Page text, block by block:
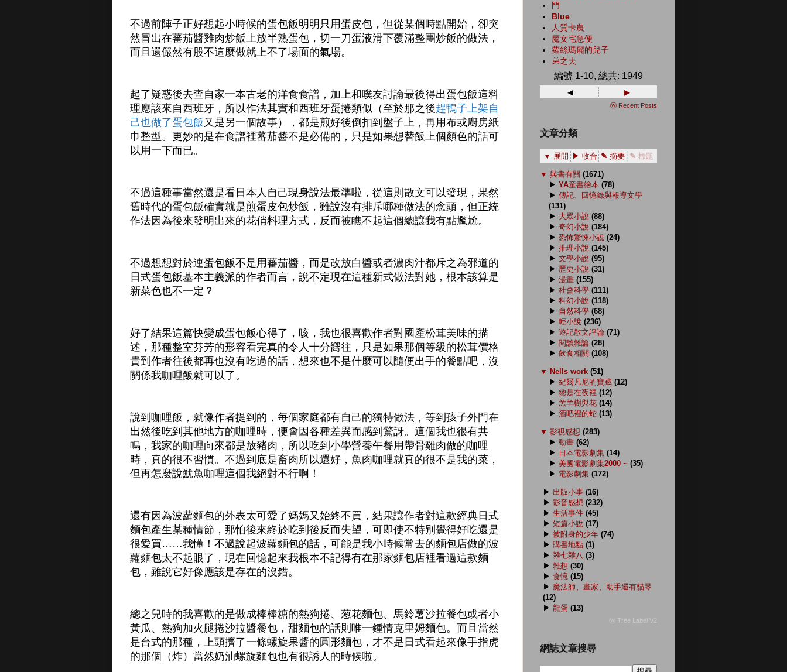
不過前陣子正好想起小時候的蛋包飯明明只用蛋皮包，但從某個時點開始，卻突
然冒出在蕃茄醬雞肉炒飯上放半熟蛋包，切一刀蛋液滑下覆滿整團炒飯的做法，
而且還儼然有股不這麼做就上不了場面的氣場。
起了疑惑後去查自家一本古老的洋食食譜，加上和噗友討論最後得出蛋包飯這料
理應該來自西班牙，所以作法其實和西班牙蛋捲類似（至於那之後趕鴨子上架自
己也做了蛋包飯 又是另一個故事），都是煎好後倒扣到盤子上，再用布或廚房紙
巾整型。更妙的是在食譜裡蕃茄醬不是必備的，只是如果想替飯上個顏色的話可
以用一下而已。
不過這種事當然還是看日本人自己現身說法最準啦，從這則散文可以發現，果然
舊時代的蛋包飯確實就是煎蛋皮包炒飯，雖說沒有排斥哪種做法的念頭，但正統
作法因為後來發明出來的花俏料理方式，反而被瞧不起這個總讓我有點尷尬。
不過想想對於連蛋包飯不是用蕃茄醬，而是改放白醬或者濃肉汁都斥之為邪道的
日式蛋包飯基本主義派的作者而言，說不定現在這種新式做法對她，根本該算是
新菜色也不一定？
好了結果這篇快變成蛋包飯心得了，咳，我也很喜歡作者對國產松茸美味的描
述，那種整室芬芳的形容看完真的令人十分嚮往，只是如果那個等級的松茸價格
貴到作者往後都再也沒有吃過的話，想來也不是什麼可以隨便出手的餐點吧，沒
關係我咖哩飯就可以了。
說到咖哩飯，就像作者提到的，每個家庭都有自己的獨特做法，等到孩子外門在
出然後吃到其他地方的咖哩時，便會因各種差異而感到驚訝。這個我也很有共
鳴，我家的咖哩向來都是放豬肉，所以吃到小學營養午餐用帶骨雞肉做的咖哩
時，真的很不習慣。不過到底是畜肉所以還好，魚肉咖哩就真的很不是我的菜，
但再怎麼說魷魚咖哩這個我絕對不行啊！
還有因為波蘿麵包的外表太可愛了媽媽又始終不買，結果讓作者對這款經典日式
麵包產生某種情節，那怕後來終於吃到後反而失望，可即使不特別覺得好吃還是
很愛買……我懂！不過說起波蘿麵包的話，可能是我小時候常去的麵包店做的波
蘿麵包太不起眼了，現在回憶起來我根本不記得有在那家麵包店裡看過這款麵
包，雖說它好像應該是存在的沒錯。
總之兒時的我喜歡的是做成棒棒糖的熱狗捲、葱花麵包、馬鈴薯沙拉餐包或者小
黃瓜、熱狗加火腿捲沙拉醬餐包，甜麵包的話則唯一鍾情克里姆麵包。而且當然
是台式的那種，上頭擠了一條螺旋果醬的圓形麵包，才不是日式看起來像手指虎
的那個（炸）當然奶油螺旋麵包也有很誘人的時候啦。
門
Blue
人質卡農
魔女宅急便
蘿絲瑪麗的兒子
弟之夫
編號 1-10, 總共: 1949
◂ ▸
ⓦ Recent Posts
文章分類
▼ 展開 ▶ 收合 ✎ 摘要 ✎ 標題
▼ 與書有關 (1671)
▶ YA童書繪本 (78)
▶ 傳記、回憶錄與報導文學
(131)
▶ 大眾小說 (88)
▶ 奇幻小說 (184)
▶ 恐怖驚悚小說 (24)
▶ 推理小說 (145)
▶ 文學小說 (95)
▶ 歷史小說 (31)
▶ 漫畫 (155)
▶ 社會科學 (111)
▶ 科幻小說 (118)
▶ 自然科學 (68)
▶ 輕小說 (236)
▶ 遊記散文評論 (71)
▶ 閱讀雜論 (28)
▶ 飲食相關 (108)
▼ Nells work (51)
▶ 紀爾凡尼的寶藏 (12)
▶ 總是在夜裡 (12)
▶ 羔羊樹與花 (14)
▶ 酒吧裡的蛇 (13)
▼ 影視感想 (283)
▶ 動畫 (62)
▶ 日本電影劇集 (14)
▶ 美國電影劇集2000 ~ (35)
▶ 電影劇集 (172)
▶ 出版小事 (16)
▶ 影音感想 (232)
▶ 生活事件 (45)
▶ 短篇小說 (17)
▶ 被附身的少年 (74)
▶ 購書地點 (1)
▶ 雜七雜八 (3)
▶ 雜想 (30)
▶ 食憶 (15)
▶ 魔法師、畫家、助手還有貓琴
(12)
▶ 龍蛋 (13)
ⓦ Tree Label V2
網誌文章搜尋